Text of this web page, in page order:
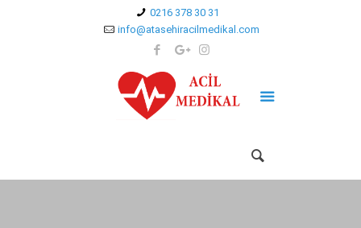
0216 378 30 31
info@atasehiracilmedikal.com